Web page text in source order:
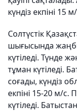
күндіз екпіні 15
Солтүстік
шығысында
күтіледі. Түнде
тұман күтіледі.
соғады, күндіз
екпіні 15-20 м/с.
күтіледі.